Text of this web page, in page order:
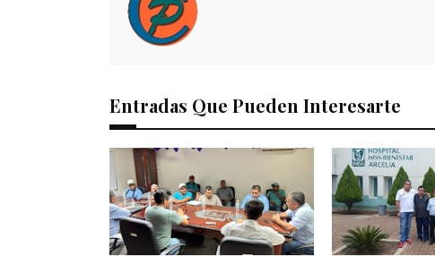
Entradas Que Pueden Interesarte